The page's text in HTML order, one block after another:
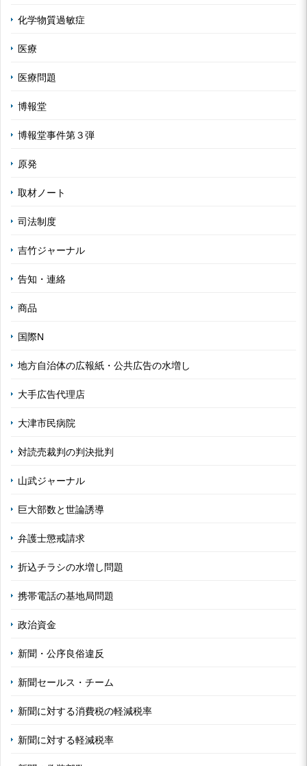
化学物質過敏症
医療
医療問題
博報堂
博報堂事件第３弾
原発
取材ノート
司法制度
吉竹ジャーナル
告知・連絡
商品
国際N
地方自治体の広報紙・公共広告の水増し
大手広告代理店
大津市民病院
対読売裁判の判決批判
山武ジャーナル
巨大部数と世論誘導
弁護士懲戒請求
折込チラシの水増し問題
携帯電話の基地局問題
政治資金
新聞・公序良俗違反
新聞セールス・チーム
新聞に対する消費税の軽減税率
新聞に対する軽減税率